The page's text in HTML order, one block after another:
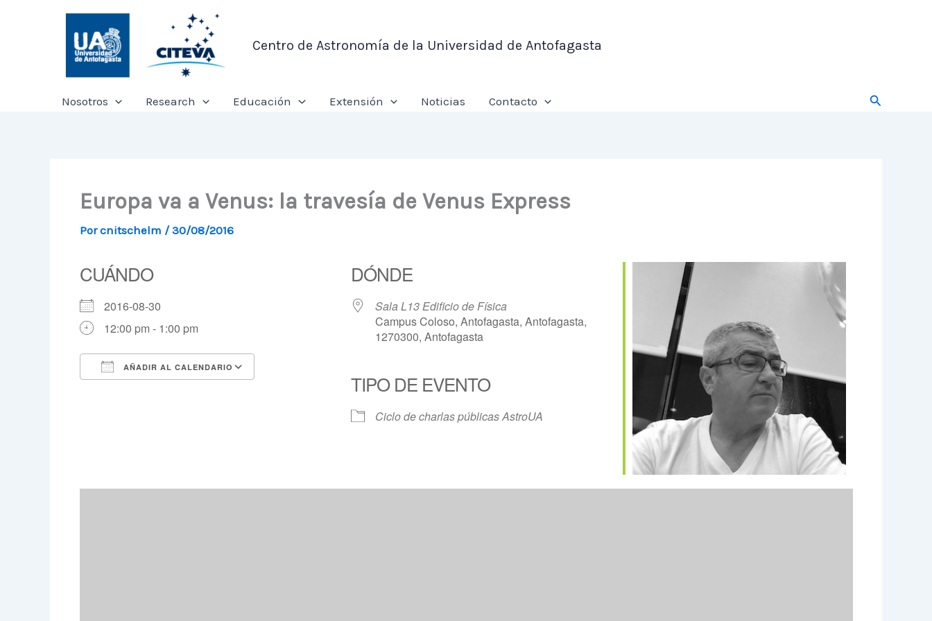
Centro de Astronomía de la Universidad de Antofagasta
Nosotros Research Educación Extensión Noticias Contacto Buscar
Europa va a Venus: la travesía de Venus Express
Porcnitschelm /30/08/2016
CUÁNDO
2016-08-30
12:00 pm - 1:00 pm
AÑADIR AL CALENDARIO
iCalendar Outlook Live
DÓNDE
Sala L13 Edificio de Física
Campus Coloso, Antofagasta, Antofagasta,
1270300, Antofagasta
TIPO DE EVENTO
Ciclo de charlas públicas AstroUA